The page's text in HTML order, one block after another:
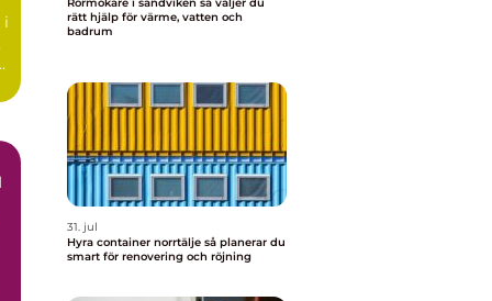
i
rätt hjälp för värme, vatten och
badrum
31. jul
Hyra container norrtälje så planerar du
smart för renovering och röjning